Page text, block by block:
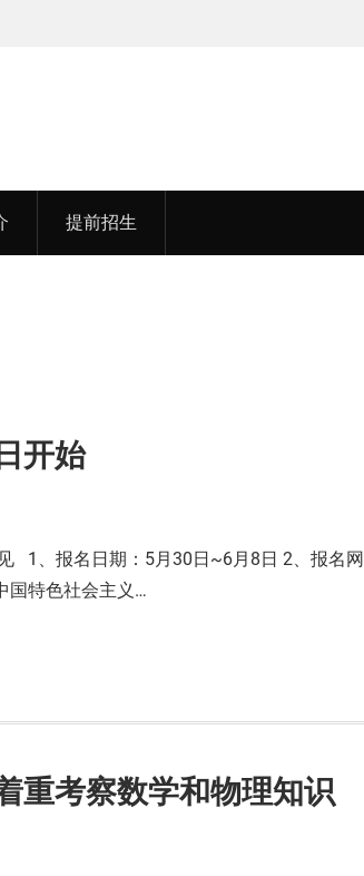
提前招生
开始
1、报名日期：5月30日~6月8日 2、报名网
国特色社会主义…
重考察数学和物理知识